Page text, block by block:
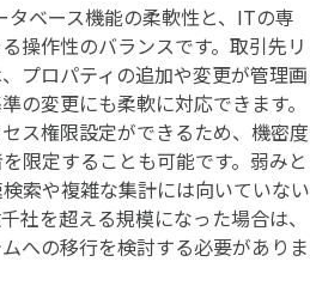
ベース機能の柔軟性と、ITの専
操作性のバランスです。取引先リ
プロパティの追加や変更が管理画
の変更にも柔軟に対応できます。
ス権限設定ができるため、機密度
限定することも可能です。弱みと
索や複雑な集計には向いていない
社を超える規模になった場合は、
への移行を検討する必要がありま